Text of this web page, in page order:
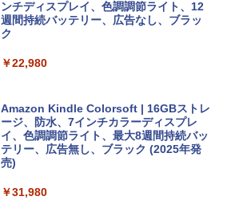
SSD インテル Core 5
￥129,800
igence、13.6インチLiquid Retinaディ
スプレイ、16GBユニファイドメモリ、51
2GB SSDストレージ、12MPセンターフ
レームカメラ、日本語キーボード、Touc
h ID - ミッドナイト
￥217,556
ラインコード版
￥1,600
ows11、10/mac対応|PC2台
￥39,582
【限定バーチャルアイテムを含む】 【オ
￥99
AIイラスト表現辞典: 思い通りの絵を引き
￥480
FM TOWNS ハイパー・カタログ: 本体ハ
ェクトリストと最新エミュレータ紹介
ンチディスプレイ、色調調節ライト、12
週間持続バッテリー、広告なし、ブラッ
ク
￥22,980
Amazon Kindle Colorsoft | 16GBストレ
ージ、防水、7インチカラーディスプレ
イ、色調調節ライト、最大8週間持続バッ
テリー、広告無し、ブラック (2025年発
売)
￥31,980